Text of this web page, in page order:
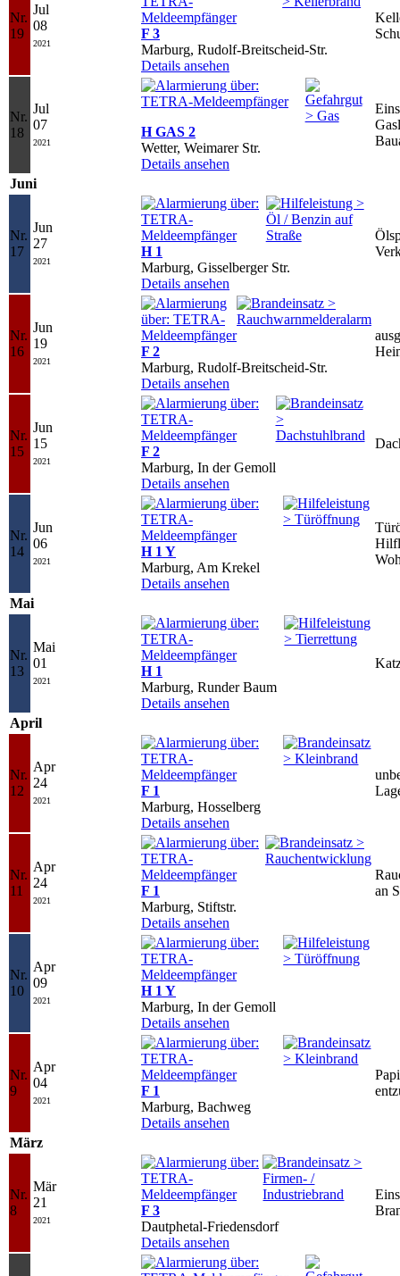
Nr.
19
Jul
08
2021
F 3
Marburg, Rudolf-Breitscheid-Str.
Details ansehen
Nr.
18
Jul
07
2021
H GAS 2
Wetter, Weimarer Str.
Details ansehen
Juni
Nr.
17
Jun
27
2021
H 1
Marburg, Gisselberger Str.
Details ansehen
Nr.
16
Jun
19
2021
F 2
Marburg, Rudolf-Breitscheid-Str.
Details ansehen
Nr.
15
Jun
15
2021
F 2
Marburg, In der Gemoll
Details ansehen
Nr.
14
Jun
06
2021
H 1 Y
Marburg, Am Krekel
Details ansehen
Mai
Nr.
13
Mai
01
2021
H 1
Marburg, Runder Baum
Details ansehen
April
Nr.
12
Apr
24
2021
F 1
Marburg, Hosselberg
Details ansehen
Nr.
11
Apr
24
2021
F 1
Marburg, Stiftstr.
Details ansehen
an
Nr.
10
Apr
09
2021
H 1 Y
Marburg, In der Gemoll
Details ansehen
Nr.
9
Apr
04
2021
F 1
Marburg, Bachweg
Details ansehen
März
Nr.
8
Mär
21
2021
F 3
Dautphetal-Friedensdorf
Details ansehen